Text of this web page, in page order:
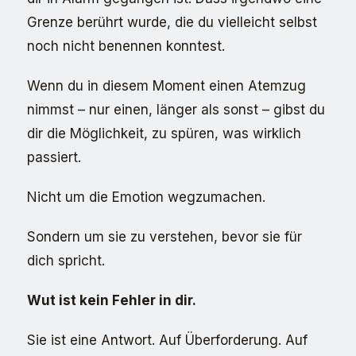
Grenze berührt wurde, die du vielleicht selbst
noch nicht benennen konntest.
Wenn du in diesem Moment einen Atemzug
nimmst – nur einen, länger als sonst – gibst du
dir die Möglichkeit, zu spüren, was wirklich
passiert.
Nicht um die Emotion wegzumachen.
Sondern um sie zu verstehen, bevor sie für
dich spricht.
Wut ist kein Fehler in dir.
Sie ist eine Antwort. Auf Überforderung. Auf